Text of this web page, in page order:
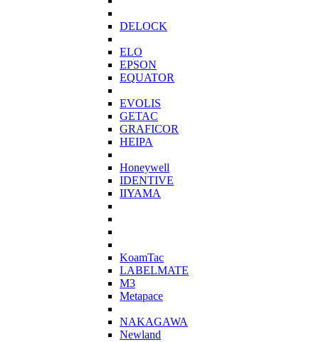
DELOCK
ELO
EPSON
EQUATOR
EVOLIS
GETAC
GRAFICOR
HEIPA
Honeywell
IDENTIVE
IIYAMA
KoamTac
LABELMATE
M3
Metapace
NAKAGAWA
Newland